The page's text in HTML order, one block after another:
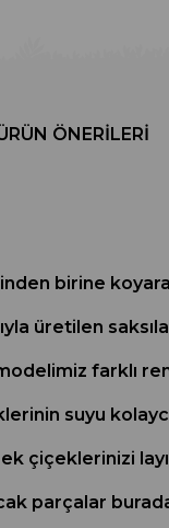
ÖNERILERI
birine
üretilen
farklı
suyu
çiçeklerinizi
parçalar